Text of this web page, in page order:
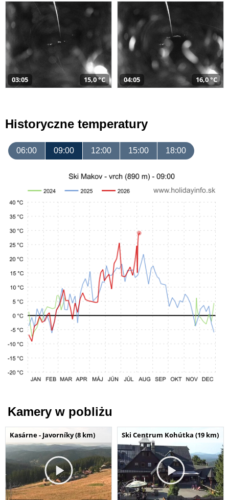
03:05 15,0 °C 04:05 16,0 °C
Historyczne temperatury
06:00 09:00 12:00 15:00 18:00
Kamery w pobliżu
Kasárne - Javorníky (8 km) Ski Centrum Kohútka (19 km)